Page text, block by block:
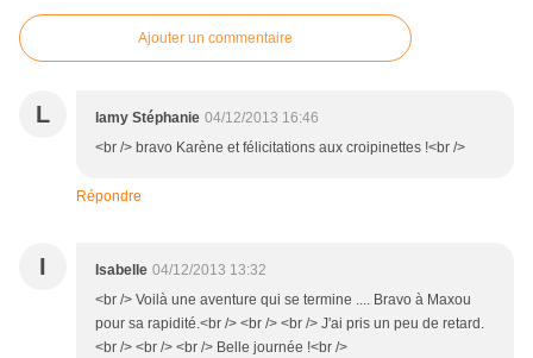
Ajouter un commentaire
L lamy Stéphanie 04/12/2013 16:46
<br /> bravo Karène et félicitations aux croipinettes !<br />
Répondre
I Isabelle 04/12/2013 13:32
<br /> Voilà une aventure qui se termine .... Bravo à Maxou
pour sa rapidité.<br /> <br /> <br /> J'ai pris un peu de retard.
<br /> <br /> <br /> Belle journée !<br />